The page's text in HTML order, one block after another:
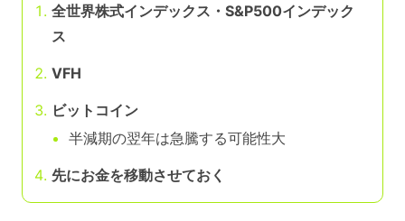
全世界株式インデックス・S&P500インデック
ス
VFH
ビットコイン
半減期の翌年は急騰する可能性大
先にお金を移動させておく